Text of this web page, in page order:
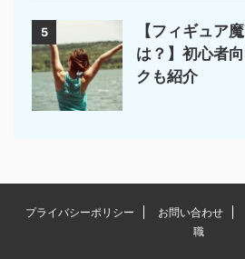
5
【フィギュア
は？】初心者
クも紹介
プライバシーポリシー お問い合わせ
職